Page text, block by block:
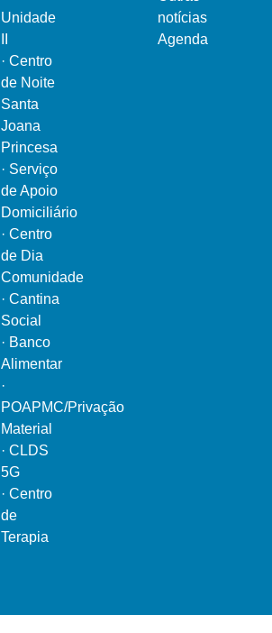
Unidade
· Centro
de Noite
Santa
Joana
Princesa
· Serviço
de Apoio
Domiciliário
· Centro
de Dia
Comunidade
· Cantina
Social
· Banco
Alimentar
·
POAPMC/Privação
Material
· CLDS
5G
· Centro
de
Terapia
notícias
Agenda